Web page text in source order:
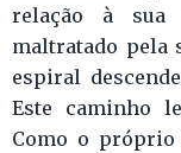
relação à sua
maltratado pela
espiral
Este caminho
Como o